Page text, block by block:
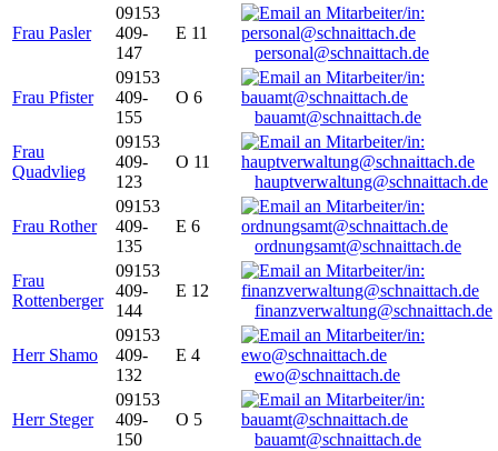
Frau Pasler
09153
409-
147
E 11
personal@schnaittach.de
Frau Pfister
09153
409-
155
O 6
bauamt@schnaittach.de
Frau
Quadvlieg
09153
409-
123
O 11
hauptverwaltung@schnaittach.de
Frau Rother
09153
409-
135
E 6
ordnungsamt@schnaittach.de
Frau
Rottenberger
09153
409-
144
E 12
finanzverwaltung@schnaittach.de
Herr Shamo
09153
409-
132
E 4
ewo@schnaittach.de
Herr Steger
09153
409-
150
O 5
bauamt@schnaittach.de